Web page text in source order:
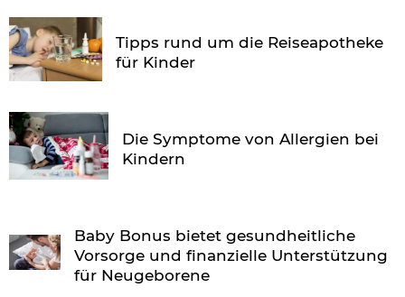
Tipps rund um die Reiseapotheke
für Kinder
Die Symptome von Allergien bei
Kindern
Baby Bonus bietet gesundheitliche
Vorsorge und finanzielle Unterstützung
für Neugeborene